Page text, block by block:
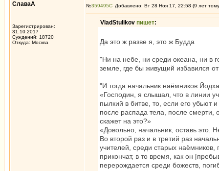
СлаваА
Зарегистрирован:
31.10.2017
Суждений: 18720
Откуда: Москва
№359495 Добавлено: Вт 28 Ноя 17, 22:58 (9 лет
VladStulikov пишет:
Да это ж разве я, это ж Будда
"Ни на небе, ни среди океана, ни в
земле, где бы живущий избавился
"И тогда начальник наёмников
«Господин, я слышал, что в линии
пылкий в битве, то, если его убьют
после распада тела, после смерти,
скажет на это?»
«Довольно, начальник, оставь это.
Во второй раз и в третий раз
учителей, среди старых наёмников,
прикончат, в то время, как он
перерождается среди божеств,